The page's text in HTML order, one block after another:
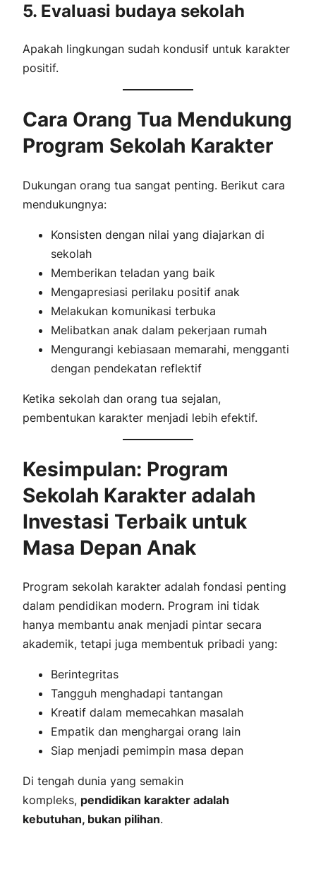
5. Evaluasi budaya sekolah
Apakah lingkungan sudah kondusif untuk karakter
positif.
Cara Orang Tua Mendukung
Program Sekolah Karakter
Dukungan orang tua sangat penting. Berikut cara
mendukungnya:
Konsisten dengan nilai yang diajarkan di
sekolah
Memberikan teladan yang baik
Mengapresiasi perilaku positif anak
Melakukan komunikasi terbuka
Melibatkan anak dalam pekerjaan rumah
Mengurangi kebiasaan memarahi, mengganti
dengan pendekatan reflektif
Ketika sekolah dan orang tua sejalan,
pembentukan karakter menjadi lebih efektif.
Kesimpulan: Program
Sekolah Karakter adalah
Investasi Terbaik untuk
Masa Depan Anak
Program sekolah karakter adalah fondasi penting
dalam pendidikan modern. Program ini tidak
hanya membantu anak menjadi pintar secara
akademik, tetapi juga membentuk pribadi yang:
Berintegritas
Tangguh menghadapi tantangan
Kreatif dalam memecahkan masalah
Empatik dan menghargai orang lain
Siap menjadi pemimpin masa depan
Di tengah dunia yang semakin
kompleks, pendidikan karakter adalah
kebutuhan, bukan pilihan.